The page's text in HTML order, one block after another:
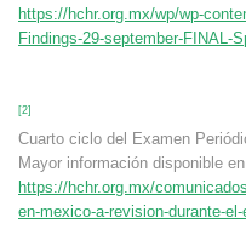
https://hchr.org.mx/wp/wp-
Findings-29-september-FINAL-
[2]
Cuarto ciclo del Examen
Mayor información disponible en
https://hchr.org.mx/
en-mexico-a-revision-durante-